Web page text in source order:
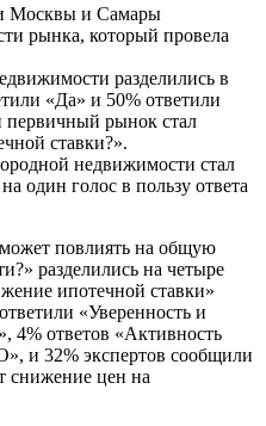
Москвы и Самары
рынка, который провела
разделились в
«Да» и 50% ответили
рынок стал
ставки?».
недвижимости стал
один голос в пользу ответа
повлиять на общую
разделились на четыре
ипотечной ставки»
«Уверенность и
4% ответов «Активность
и 32% экспертов сообщили
снижение цен на